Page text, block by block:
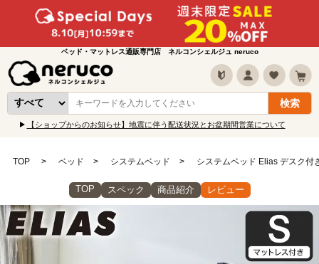
ベッド・マットレス通販専門店 ネルコンシェルジュ neruco
【ショップからのお知らせ】地震に伴う配送状況とお盆期間営業について
TOP ベッド システムベッド システムベッド Elias デスク付
TOP スペック 商品紹介 レビュー